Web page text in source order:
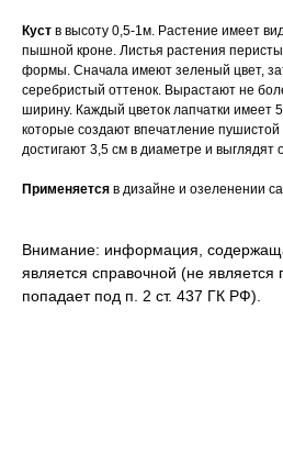
Куст в высоту 0,5-1м. Растение имеет
пышной кроне. Листья растения
формы. Сначала имеют зеленый цвет,
серебристый оттенок. Вырастают не
ширину. Каждый цветок лапчатки имеет
которые создают впечатление
достигают 3,5 см в диаметре и
Применяется в дизайне и озеленении
Внимание: информация,
является справочной (не
попадает под п. 2 ст. 437 ГК РФ).